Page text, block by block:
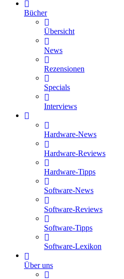
Bücher
Übersicht
News
Rezensionen
Specials
Interviews
Hardware-News
Hardware-Reviews
Hardware-Tipps
Software-News
Software-Reviews
Software-Tipps
Software-Lexikon
Über uns